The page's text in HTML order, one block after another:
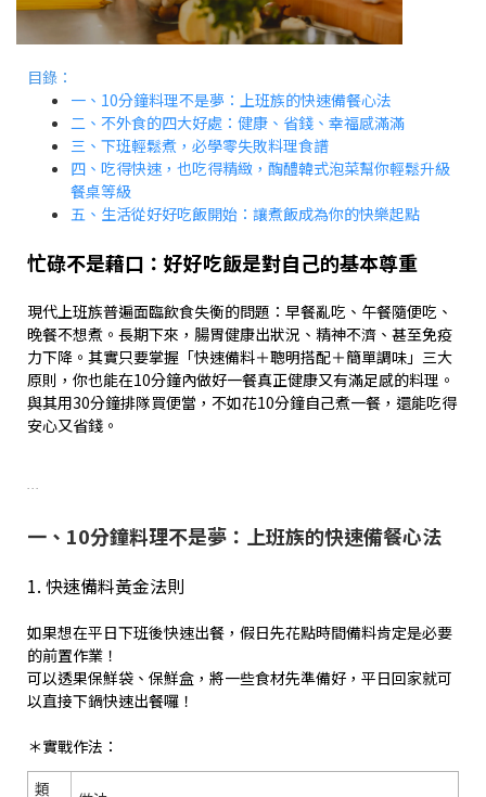
目錄：
一、10分鐘料理不是夢：上班族的快速備餐心法
二、不外食的四大好處：健康、省錢、幸福感滿滿
三、下班輕鬆煮，必學零失敗料理食譜
四、吃得快速，也吃得精緻，醄醴韓式泡菜幫你輕鬆升級
餐桌等級
五、生活從好好吃飯開始：讓煮飯成為你的快樂起點
忙碌不是藉口：好好吃飯是對自己的基本尊重
現代上班族普遍面臨飲食失衡的問題：早餐亂吃、午餐隨便吃、
晚餐不想煮。長期下來，腸胃健康出狀況、精神不濟、甚至免疫
力下降。其實只要掌握「快速備料＋聰明搭配＋簡單調味」三大
原則，你也能在10分鐘內做好一餐真正健康又有滿足感的料理。
與其用30分鐘排隊買便當，不如花10分鐘自己煮一餐，還能吃得
安心又省錢。
一、10分鐘料理不是夢：上班族的快速備餐心法
1. 快速備料黃金法則
如果想在平日下班後快速出餐，假日先花點時間備料肯定是必要
的前置作業！
可以透果保鮮袋、保鮮盒，將一些食材先準備好，平日回家就可
以直接下鍋快速出餐囉！
＊實戰作法：
類